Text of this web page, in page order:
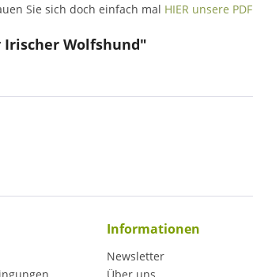
Sie sich doch einfach mal HIER unsere PDF
Wolfshund"
Informationen
Newsletter
Über uns